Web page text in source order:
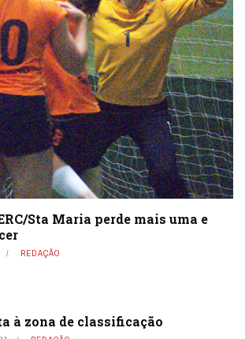
Sta Maria perde mais uma e
REDAÇÃO
à zona de classificação